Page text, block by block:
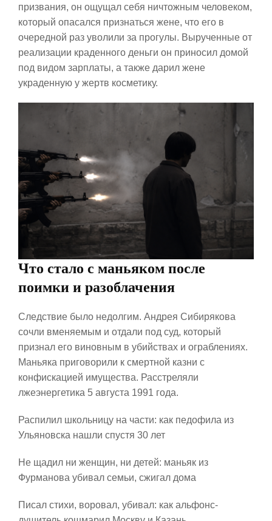
призвания, он ощущал себя ничтожным человеком,
который опасался признаться жене, что его в
очередной раз уволили за прогулы. Вырученные от
реализации краденного деньги он приносил домой
под видом зарплаты, а также дарил жене
украденную у жертв косметику.
Что стало с маньяком после
поимки и разоблачения
Следствие было недолгим. Андрея Сибирякова
сочли вменяемым и отдали под суд, который
признал его виновным в убийствах и ограблениях.
Маньяка приговорили к смертной казни с
конфискацией имущества. Расстреляли
лжеэнергетика 5 августа 1991 года.
Распилил школьницу на части: как педофила из
Ульяновска нашли спустя 30 лет
Не щадил ни женщин, ни детей: маньяк из
Фурманова убивал семьи, сжигал дома
Писал стихи, воровал, убивал: как альфонс-